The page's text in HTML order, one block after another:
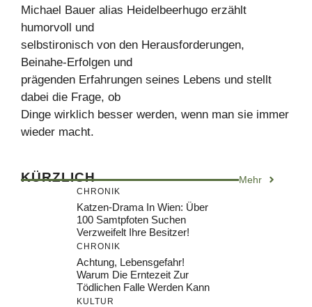
Michael Bauer alias Heidelbeerhugo erzählt
humorvoll und
selbstironisch von den Herausforderungen,
Beinahe-Erfolgen und
prägenden Erfahrungen seines Lebens und stellt
dabei die Frage, ob
Dinge wirklich besser werden, wenn man sie immer
wieder macht.
KÜRZLICH Mehr
CHRONIK
Katzen-Drama In Wien: Über
100 Samtpfoten Suchen
Verzweifelt Ihre Besitzer!
CHRONIK
Achtung, Lebensgefahr!
Warum Die Erntezeit Zur
Tödlichen Falle Werden Kann
KULTUR